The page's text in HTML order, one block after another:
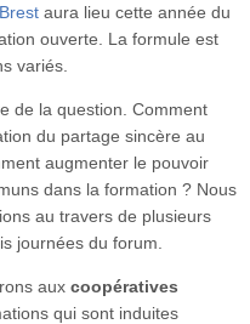
aura lieu cette année du
ouverte. La formule est
variés.
de la question. Comment
du partage sincère au
augmenter le pouvoir
dans la formation ? Nous
au travers de plusieurs
journées du forum.
aux coopératives
qui sont induites